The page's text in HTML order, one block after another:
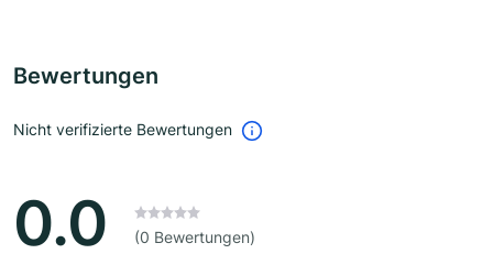
Bewertungen
Nicht verifizierte Bewertungen
0.0 (0 Bewertungen)